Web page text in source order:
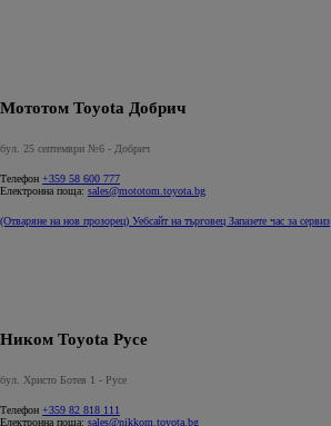
Мототом Toyota Добрич
бул. 25 септември №6 - Добрич
Телефон +359 58 600 777
Електронна поща: sales@mototom.toyota.bg
(Отваряне на нов прозорец) Уебсайт на търговец Запазете час за сервиз
Ником Toyota Русе
бул. Христо Ботев 1 - Русе
Телефон +359 82 818 111
Електронна поща: sales@nikkom.toyota.bg